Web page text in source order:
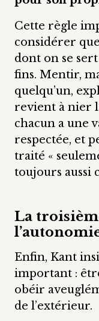
Cette règle
considérer
dont on se
fins. Mentir,
quelqu’un,
revient à nier
chacun a une
respectée, et
traité «
toujours aussi
La
Enfin, Kant
important :
obéir
de l’extérieur.